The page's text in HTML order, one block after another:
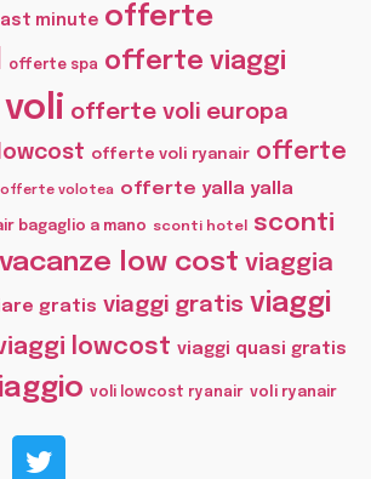
minute offerte
offerte spa offerte viaggi
offerte voli europa
offerte voli ryanair offerte
offerte volotea offerte yalla yalla
bagaglio a mano sconti hotel
sconti
vacanze low cost viaggia
gratis viaggi gratis viaggi
lowcost viaggi quasi gratis
voli lowcost ryanair voli ryanair